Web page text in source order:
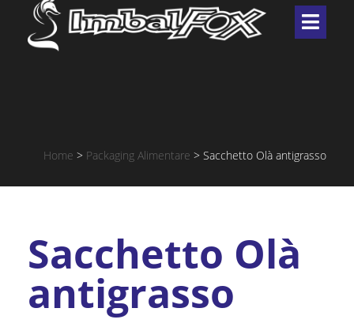
Home > Packaging Alimentare > Sacchetto Olà antigrasso
Sacchetto Olà
antigrasso